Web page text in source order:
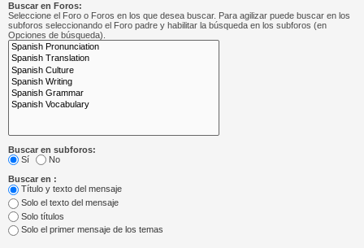
Buscar en Foros:
Seleccione el Foro o Foros en los que desea buscar. Para agilizar puede buscar en los
subforos seleccionando el Foro padre y habilitar la búsqueda en los subforos (en
Opciones de búsqueda).
Buscar en subforos:
Sí
No
Buscar en :
Título y texto del mensaje
Solo el texto del mensaje
Solo títulos
Solo el primer mensaje de los temas